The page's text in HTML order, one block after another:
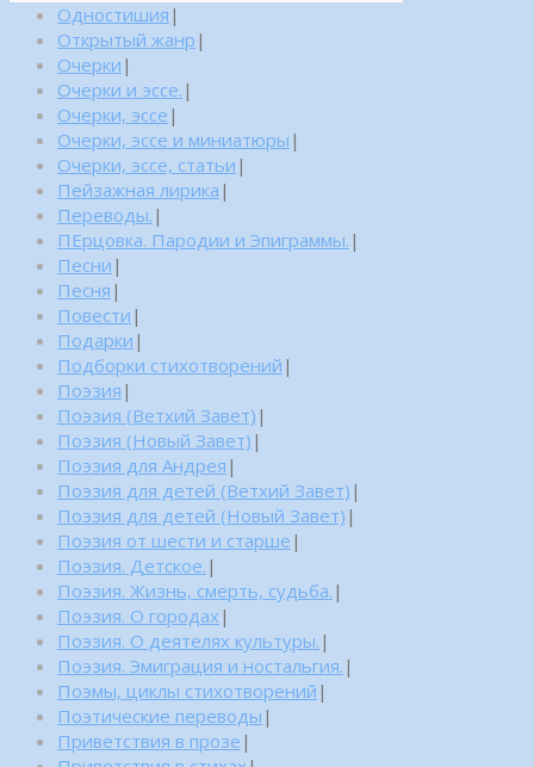
Одностишия |
Открытый жанр |
Очерки |
Очерки и эссе. |
Очерки, эссе |
Очерки, эссе и миниатюры |
Очерки, эссе, статьи |
Пейзажная лирика |
Переводы. |
ПЕрцовка. Пародии и Эпиграммы. |
Песни |
Песня |
Повести |
Подарки |
Подборки стихотворений |
Поэзия |
Поэзия (Ветхий Завет) |
Поэзия (Новый Завет) |
Поэзия для Андрея |
Поэзия для детей (Ветхий Завет) |
Поэзия для детей (Новый Завет) |
Поэзия от шести и старше |
Поэзия. Детское. |
Поэзия. Жизнь, смерть, судьба. |
Поэзия. О городах |
Поэзия. О деятелях культуры. |
Поэзия. Эмиграция и ностальгия. |
Поэмы, циклы стихотворений |
Поэтические переводы |
Приветствия в прозе |